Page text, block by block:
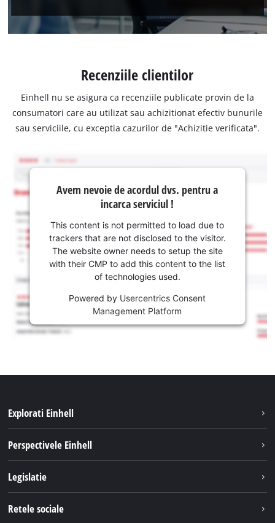
Recenziile clientilor
Einhell nu se asigura ca recenziile publicate provin de la
consumatori care au utilizat sau achizitionat efectiv bunurile
sau serviciile, cu exceptia cazurilor de "Achizitie verificata".
Avem nevoie de acordul dvs. pentru a
incarca serviciul !
This content is not permitted to load due to
trackers that are not disclosed to the visitor.
The website owner needs to setup the site
with their CMP to add this content to the list
of technologies used.
Powered by Usercentrics Consent
Management Platform
Explorati Einhell
Sistemul de acumulatori
Perspectivele Einhell
Einhell in lume
Legislatie
Retele sociale